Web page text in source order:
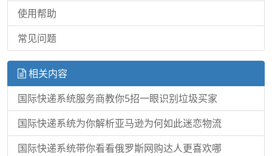
使用帮助
常见问题
相关内容
国际快递系统服务商教你5招一眼识别垃圾买家
国际快递系统为你解析亚马逊为何如此迷恋物流
国际快递系统带你看看俄罗斯网购达人更喜欢哪